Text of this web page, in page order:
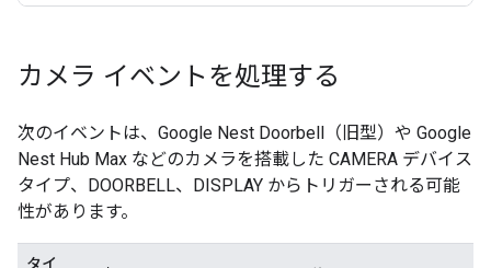
カメラ イベントを処理する
次のイベントは、Google Nest Doorbell（旧型）や Google
Nest Hub Max などのカメラを搭載した CAMERA デバイス
タイプ、DOORBELL、DISPLAY からトリガーされる可能
性があります。
タイ